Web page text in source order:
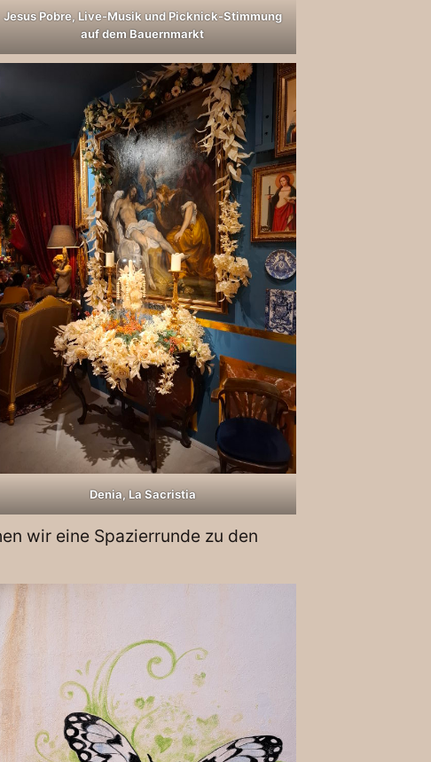
Jesus Pobre, Live-Musik und Picknick-Stimmung
auf dem Bauernmarkt
Denia, La Sacristia
wir eine Spazierrunde zu den